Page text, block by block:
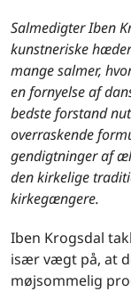
SalmedigterIben
kunstneriske hæ
mange salmer,
en fornyelse af
bedste forstand
overraskende
gendigtninger af
den kirkelige
kirkegængere.
Iben Krogsdal
især vægt på, at
møjsommelig